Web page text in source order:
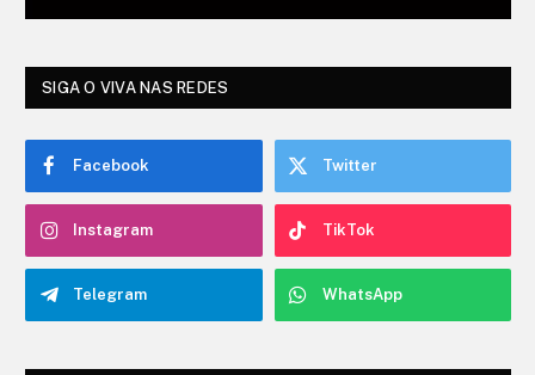
SIGA O VIVA NAS REDES
Facebook Twitter
Instagram TikTok
Telegram WhatsApp